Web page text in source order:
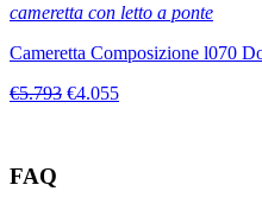
cameretta con letto a ponte
Cameretta Composizione l070
€5.793 €4.055
FAQ